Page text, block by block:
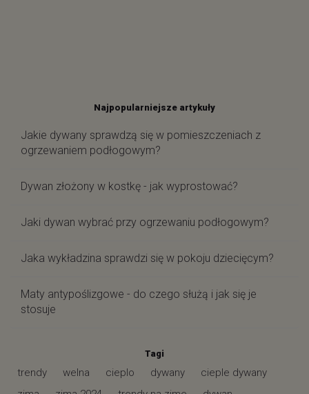
Najpopularniejsze artykuły
Jakie dywany sprawdzą się w pomieszczeniach z
ogrzewaniem podłogowym?
Dywan złożony w kostkę - jak wyprostować?
Jaki dywan wybrać przy ogrzewaniu podłogowym?
Jaka wykładzina sprawdzi się w pokoju dziecięcym?
Maty antypoślizgowe - do czego służą i jak się je
stosuje
Tagi
trendy welna cieplo dywany
cieple dywany